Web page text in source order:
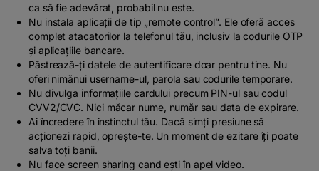
ca să fie adevărat, probabil nu este.
Nu instala aplicații de tip „remote control”. Ele oferă acces
complet atacatorilor la telefonul tău, inclusiv la codurile OTP
și aplicațiile bancare.
Păstrează-ți datele de autentificare doar pentru tine. Nu
oferi nimănui username-ul, parola sau codurile temporare.
Nu divulga informațiile cardului precum PIN-ul sau codul
CVV2/CVC. Nici măcar nume, număr sau data de expirare.
Ai încredere în instinctul tău. Dacă simți presiune să
acționezi rapid, oprește-te. Un moment de ezitare îți poate
salva toți banii.
Nu face screen sharing cand ești în apel video.